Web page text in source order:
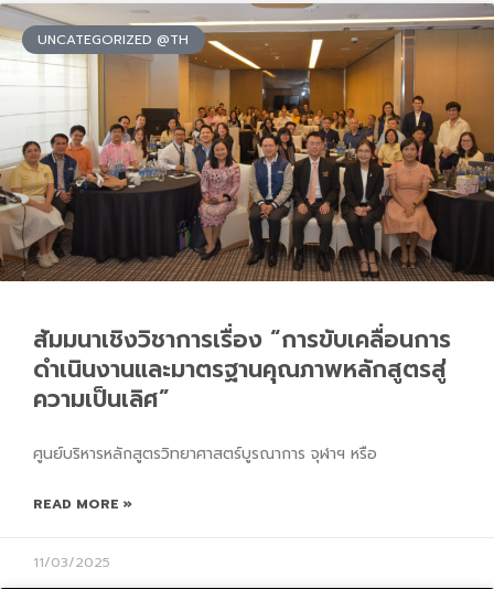
UNCATEGORIZED @TH
สัมมนาเชิงวิชาการเรื่อง “การขับเคลื่อนการ
ดำเนินงานและมาตรฐานคุณภาพหลักสูตรสู่
ความเป็นเลิศ”
ศูนย์บริหารหลักสูตรวิทยาศาสตร์บูรณาการ จุฬาฯ หรือ
READ MORE »
11/03/2025